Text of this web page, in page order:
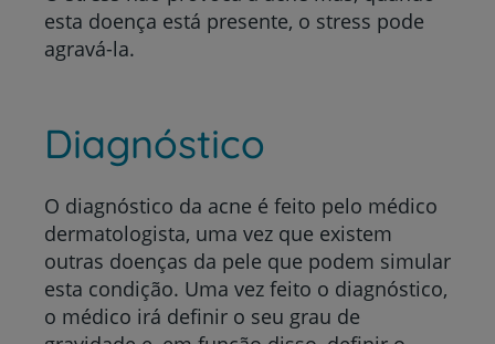
esta doença está presente, o stress pode
agravá-la.
Diagnóstico
O diagnóstico da acne é feito pelo médico
dermatologista, uma vez que existem
outras doenças da pele que podem simular
esta condição. Uma vez feito o diagnóstico,
o médico irá definir o seu grau de